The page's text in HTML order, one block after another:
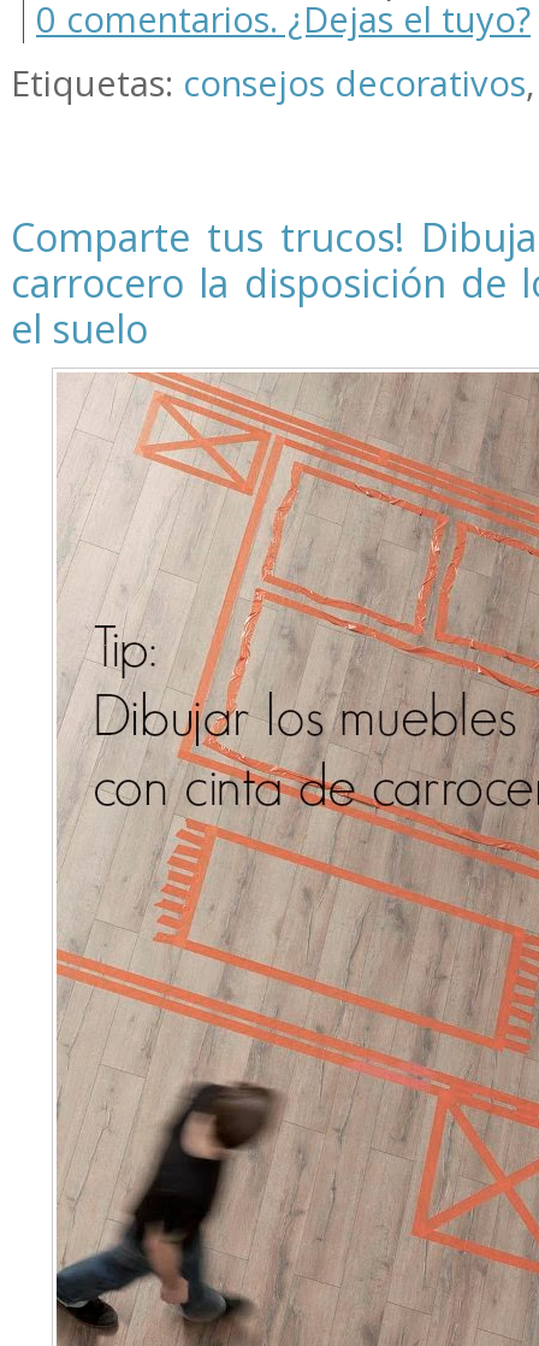
0 comentarios. ¿Dejas el tuyo?
Etiquetas: consejos decorativos
Comparte tus trucos!
carrocero la disposición de
el suelo